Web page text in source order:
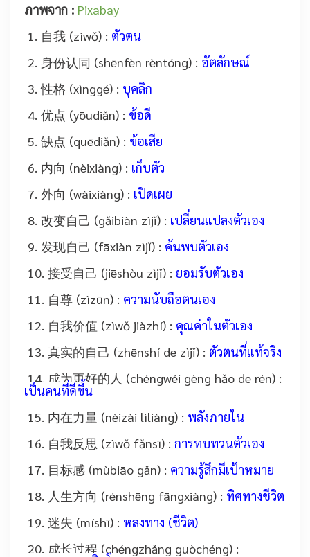
ภาพจาก : Pixabay
1. 自我 (zìwǒ) : ตัวตน
2. 身份认同 (shēnfèn rèntóng) : อัตลักษณ์
3. 性格 (xìnggé) : บุคลิก
4. 优点 (yōudiǎn) : ข้อดี
5. 缺点 (quēdiǎn) : ข้อเสีย
6. 内向 (nèixiàng) : เก็บตัว
7. 外向 (wàixiàng) : เปิดเผย
8. 改变自己 (gǎibiàn zìjǐ) : เปลี่ยนแปลงตัวเอง
9. 发现自己 (fāxiàn zìjǐ) : ค้นพบตัวเอง
10. 接受自己 (jiēshòu zìjǐ) : ยอมรับตัวเอง
11. 自尊 (zìzūn) : ความนับถือตนเอง
12. 自我价值 (zìwǒ jiàzhí) : คุณค่าในตัวเอง
13. 真实的自己 (zhēnshí de zìjǐ) : ตัวตนที่แท้จริง
14. 成为更好的人 (chéngwéi gèng hǎo de rén) :
เป็นคนที่ดีขึ้น
15. 内在力量 (nèizài lìliàng) : พลังภายใน
16. 自我反思 (zìwǒ fǎnsī) : การทบทวนตัวเอง
17. 目标感 (mùbiāo gǎn) : ความรู้สึกมีเป้าหมาย
18. 人生方向 (rénshēng fāngxiàng) : ทิศทางชีวิต
19. 迷失 (míshī) : หลงทาง (ชีวิต)
20. 成长过程 (chéngzhǎng guòchéng) :